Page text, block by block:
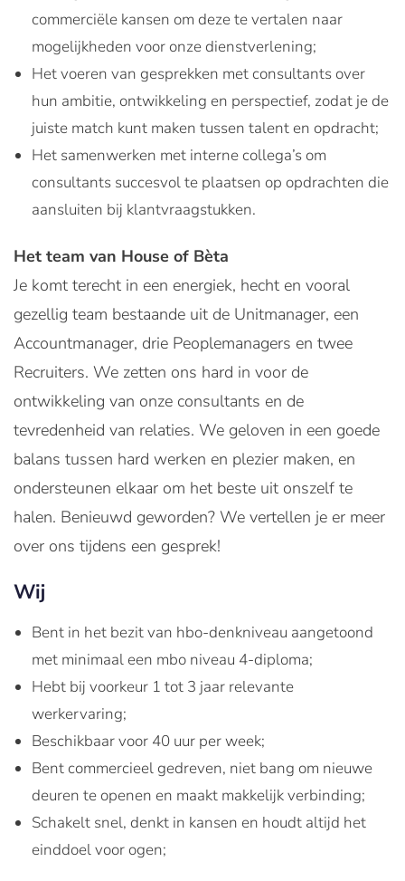
commerciële kansen om deze te vertalen naar
mogelijkheden voor onze dienstverlening;
Het voeren van gesprekken met consultants over
hun ambitie, ontwikkeling en perspectief, zodat je de
juiste match kunt maken tussen talent en opdracht;
Het samenwerken met interne collega’s om
consultants succesvol te plaatsen op opdrachten die
aansluiten bij klantvraagstukken.
Het team van House of Bèta
Je komt terecht in een energiek, hecht en vooral
gezellig team bestaande uit de Unitmanager, een
Accountmanager, drie Peoplemanagers en twee
Recruiters. We zetten ons hard in voor de
ontwikkeling van onze consultants en de
tevredenheid van relaties. We geloven in een goede
balans tussen hard werken en plezier maken, en
ondersteunen elkaar om het beste uit onszelf te
halen. Benieuwd geworden? We vertellen je er meer
over ons tijdens een gesprek!
Wij
Bent in het bezit van hbo-denkniveau aangetoond
met minimaal een mbo niveau 4-diploma;
Hebt bij voorkeur 1 tot 3 jaar relevante
werkervaring;
Beschikbaar voor 40 uur per week;
Bent commercieel gedreven, niet bang om nieuwe
deuren te openen en maakt makkelijk verbinding;
Schakelt snel, denkt in kansen en houdt altijd het
einddoel voor ogen;